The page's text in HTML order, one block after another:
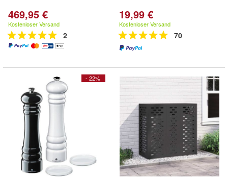
469,95 €
Kostenloser Versand
2
19,99 €
Kostenloser Versand
70
- 22%